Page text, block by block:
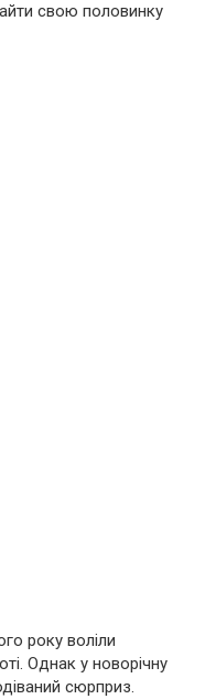
свою половинку
року воліли
Однак у новорічну
сюрприз.